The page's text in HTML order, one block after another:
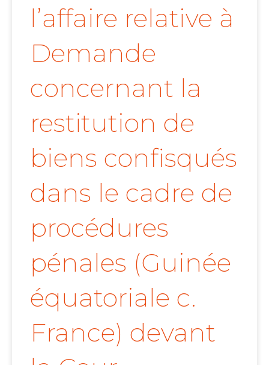
l’affaire relative à
Demande
concernant la
restitution de
biens confisqués
dans le cadre de
procédures
pénales (Guinée
équatoriale c.
France) devant